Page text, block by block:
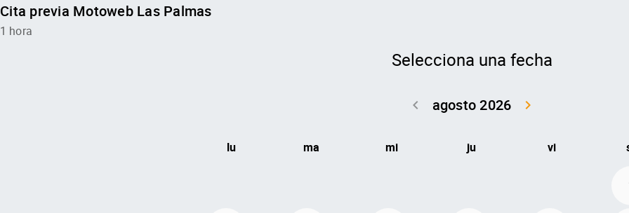
Cita previa Motoweb Las Palmas
1 hora
Selecciona una fecha
agosto 2026
keyboard_arrow_left
keyboard_arrow_right
lu ma mi ju vi